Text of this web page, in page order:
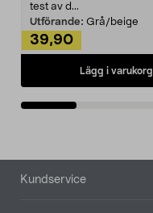
test av d...
Utförande: Grå/beige
39,90
Lägg i varukorg
Sidfot
Kundservice